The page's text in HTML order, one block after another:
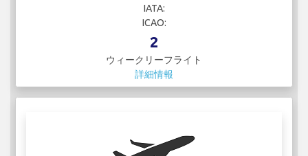
IATA:
ICAO:
2
ウィークリーフライト
詳細情報